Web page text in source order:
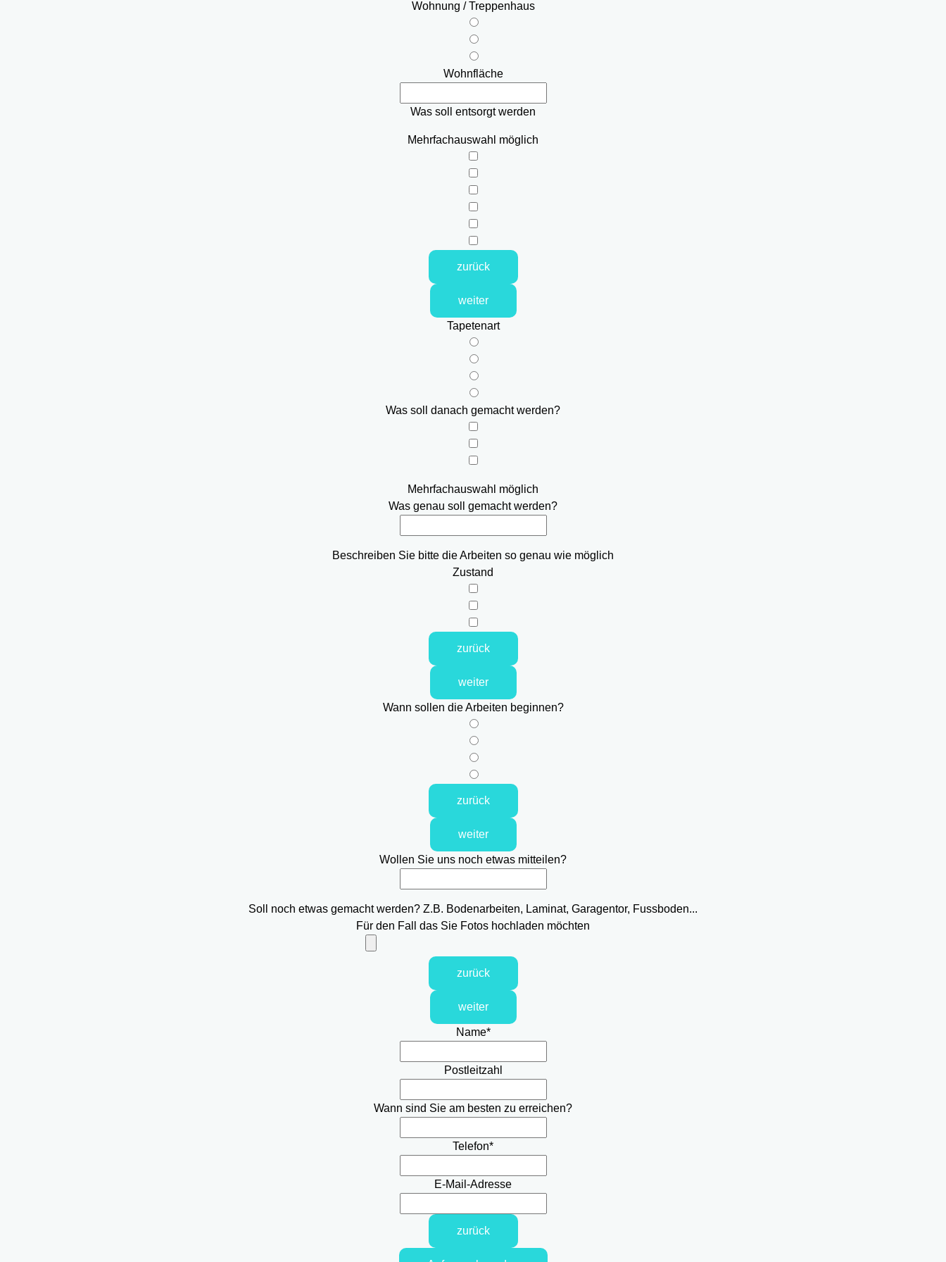
Wohnung / Treppenhaus
Wohnfläche
Was soll entsorgt werden
Mehrfachauswahl möglich
zurück
weiter
Tapetenart
Was soll danach gemacht werden?
Mehrfachauswahl möglich
Was genau soll gemacht werden?
Beschreiben Sie bitte die Arbeiten so genau wie möglich
Zustand
zurück
weiter
Wann sollen die Arbeiten beginnen?
zurück
weiter
Wollen Sie uns noch etwas mitteilen?
Soll noch etwas gemacht werden? Z.B. Bodenarbeiten, Laminat, Garagentor, Fussboden...
Für den Fall das Sie Fotos hochladen möchten
zurück
weiter
Name*
Postleitzahl
Wann sind Sie am besten zu erreichen?
Telefon*
E-Mail-Adresse
zurück